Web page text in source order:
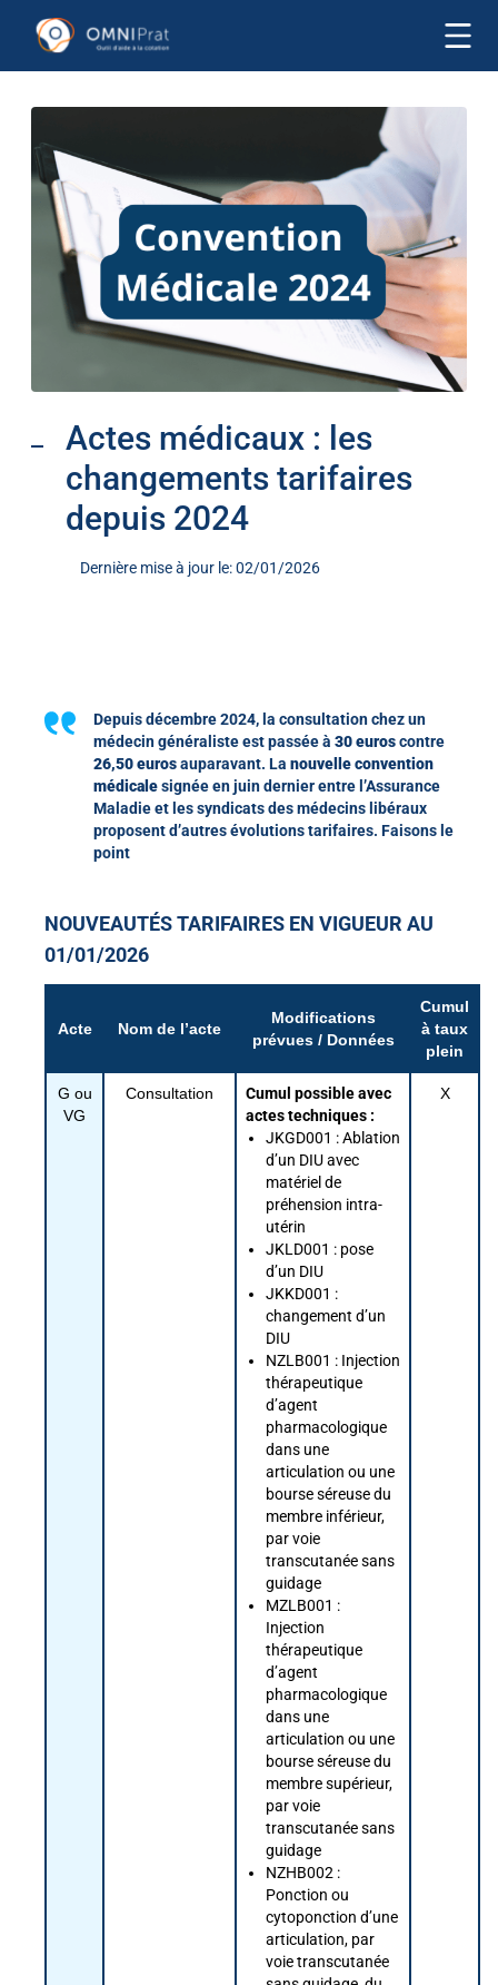
Actes médicaux : les
changements tarifaires
depuis 2024
Dernière mise à jour le: 02/01/2026
Depuis décembre 2024, la consultation chez un
médecin généraliste est passée à 30 euroscontre
26,50 eurosauparavant. La nouvelle convention
médicalesignée en juin dernier entre l’Assurance
Maladie et les syndicats des médecins libéraux
proposent d’autres évolutions tarifaires. Faisons le
point
NOUVEAUTÉS TARIFAIRES EN VIGUEUR AU
01/01/2026
Acte Nom de l’acte
Modifications
prévues / Données
Cumul
à taux
plein
G ou
VG
Consultation
Cumul possible avec
actes techniques :
JKGD001 : Ablation
d’un DIU avec
matériel de
préhension intra-
utérin
JKLD001 : pose
d’un DIU
JKKD001 :
changement d’un
DIU
NZLB001 : Injection
thérapeutique
d’agent
pharmacologique
dans une
articulation ou une
bourse séreuse du
membre inférieur,
par voie
transcutanée sans
guidage
MZLB001 :
Injection
thérapeutique
d’agent
pharmacologique
dans une
articulation ou une
bourse séreuse du
membre supérieur,
par voie
transcutanée sans
guidage
NZHB002 :
Ponction ou
cytoponction d’une
articulation, par
voie transcutanée
X